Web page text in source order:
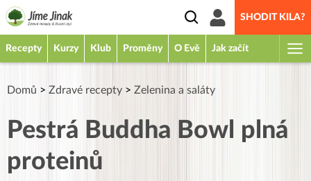
SHODIT KILA?
Recepty Kurzy Klub Proměny O Evě Jak začít
Domů > Zdravé recepty > Zelenina a saláty
Pestrá Buddha Bowl plná
proteinů